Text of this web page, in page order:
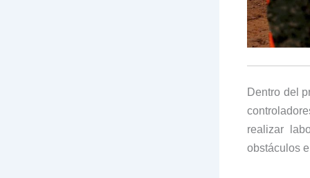
Dentro del
realizar
obstáculos